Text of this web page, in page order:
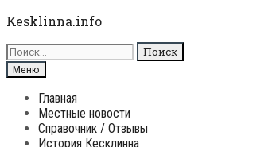
Перейти
содержимому
Kesklinna.info
Поиск
для:
Поиск
Меню
Главная
Местные новости
Справочник / Отзывы
История Кесклинна